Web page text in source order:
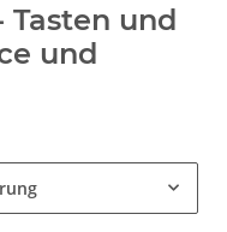
Tasten und
und